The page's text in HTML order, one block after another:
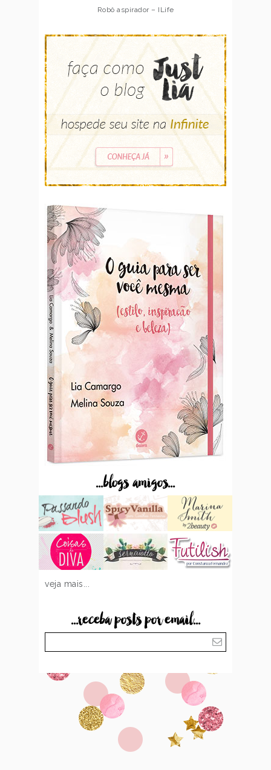
Robô aspirador – Multilaser
...blogs amigos...
veja mais...
...receba posts por email...